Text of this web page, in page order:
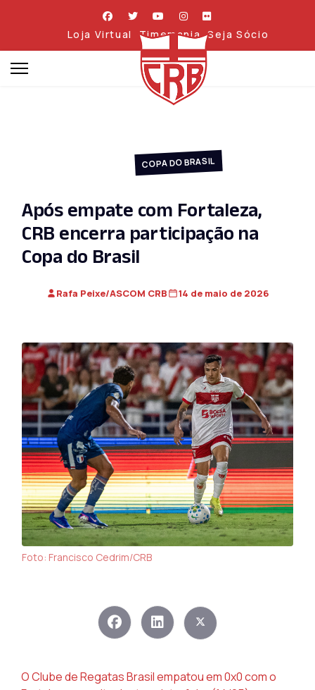
Loja Virtual Timemania Seja Sócio
COPA DO BRASIL
Após empate com Fortaleza,
CRB encerra participação na
Copa do Brasil
Rafa Peixe/ASCOM CRB 14 de maio de 2026
Foto: Francisco Cedrim/CRB
O Clube de Regatas Brasil empatou em 0x0 com o